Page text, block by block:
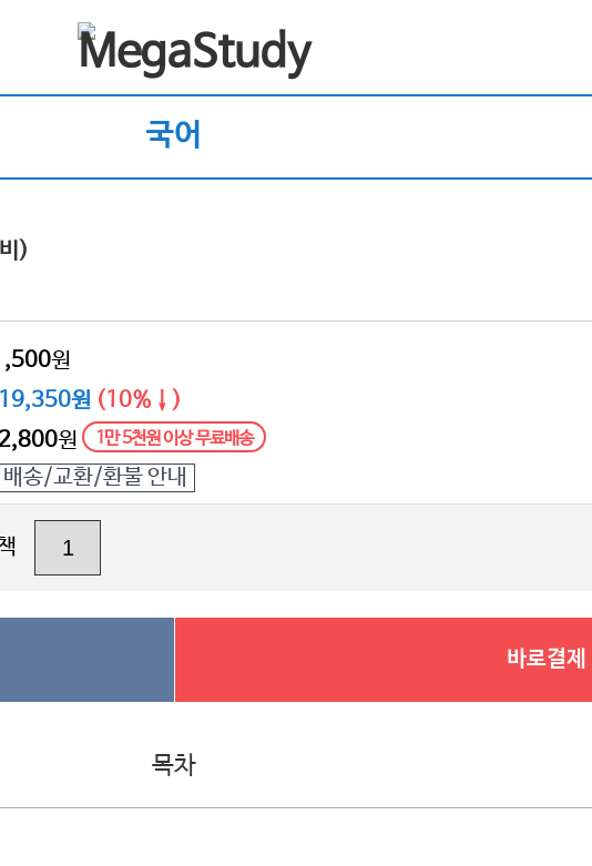
국어
)
원
19,350원 (10%↓)
2,800원 1만 5천원 이상 무료배송
배송/교환/환불 안내
바로결제
목차